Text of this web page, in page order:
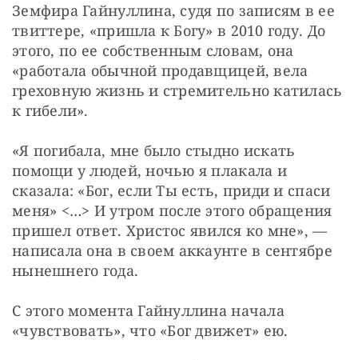
Земфира Гайнуллина, судя по записям в ее
твиттере, «пришла к Богу» в 2010 году. До
этого, по ее собственным словам, она
«работала обычной продавщицей, вела
греховную жизнь и стремительно катилась
к гибели».
«Я погибала, мне было стыдно искать
помощи у людей, ночью я плакала и
сказала: «Бог, если Ты есть, приди и спаси
меня» <…> И утром после этого обращения
пришел ответ. Христос явился ко мне», —
написала она в своем аккаунте в сентябре
нынешнего года.
С этого момента Гайнуллина начала
«чувствовать», что «Бог движет» ею.